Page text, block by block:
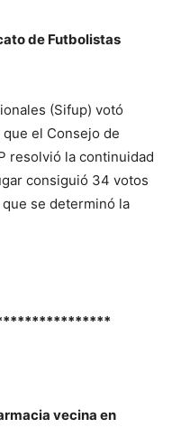
de Futbolistas
(Sifup) votó
el Consejo de
resolvió la continuidad
consiguió 34 votos
se determinó la
vecina en